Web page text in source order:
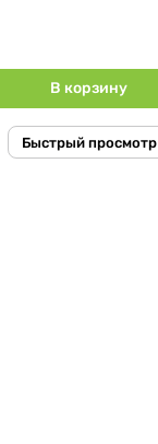
В корзину
Быстрый просмотр